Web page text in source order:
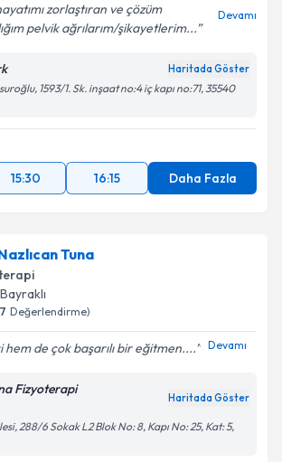
zorlaştıran ve çözüm
pelvik ağrılarım/şikayetlerim...
Devamı
Haritada Göster
1593/1. Sk. inşaat no:4 iç kapı no:71, 35540
15:30 16:15 Daha Fazla
Tuna
Değerlendirme)
hem de çok başarılı bir eğitmen.... Devamı
Fizyoterapi
Haritada Göster
288/6 Sokak L2 Blok No: 8, Kapı No: 25, Kat: 5,